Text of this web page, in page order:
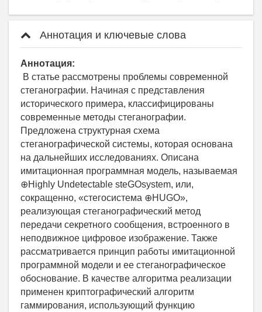
Аннотация и ключевые слова
Аннотация:
В статье рассмотрены проблемы современной
стеганографии. Начиная с представления
исторического примера, классифицированы
современные методы стеганографии.
Предложена структурная схема
стеганографической системы, которая основана
на дальнейших исследованиях. Описана
имитационная программная модель, называемая
⊕Highly Undetectable steGOsystem, или,
сокращенно, «стегосистема ⊕HUGO»,
реализующая стеганографический метод
передачи секретного сообщения, встроенного в
неподвижное цифровое изображение. Также
рассматривается принцип работы имитационной
программной модели и ее стеганографическое
обоснование. В качестве алгоритма реализации
применен криптографический алгоритм
гаммирования, использующий функцию